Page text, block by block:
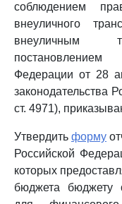
соблюдением
внеуличного
внеуличным
Федерации от 28
законодательства
ст. 4971),
Утвердить форму
Российской
которых
бюджета бюджету